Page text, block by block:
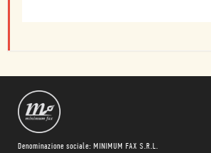
Denominazione sociale: MINIMUM FAX S.R.L.